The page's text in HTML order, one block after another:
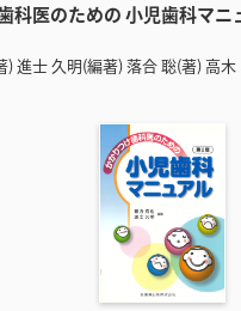
科医のための 小児歯科マニ
) 進士 久明(編著) 落合 聡(著) 高